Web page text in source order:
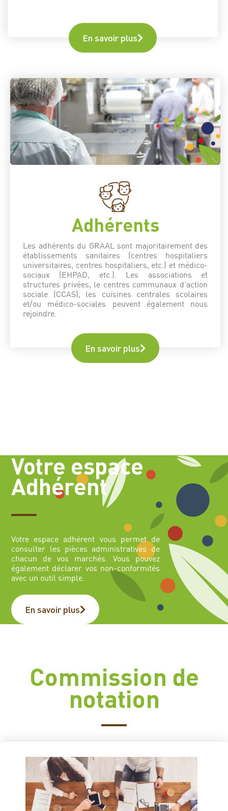
En savoir plus
Adhérents
Les adhérents du GRAAL sont majoritairement des
établissements sanitaires (centres hospitaliers
universitaires, centres hospitaliers, etc.) et médico-
sociaux (EHPAD, etc.). Les associations et
structures privées, le centres communaux d’action
sociale (CCAS), les cuisines centrales scolaires
et/ou médico-sociales peuvent également nous
rejoindre.
En savoir plus
Votre espace
Adhérent
Votre espace adhérent vous permet de
consulter les pièces administratives de
chacun de vos marchés. Vous pouvez
également déclarer vos non-conformités
avec un outil simple.
En savoir plus
Commission de
notation